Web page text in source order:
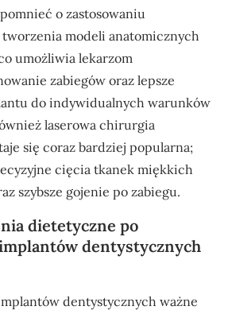
o zastosowaniu
modeli anatomicznych
umożliwia lekarzom
zabiegów oraz lepsze
do indywidualnych warunków
laserowa chirurgia
się coraz bardziej popularna;
cięcia tkanek miękkich
szybsze gojenie po zabiegu.
dietetyczne po
dentystycznych
dentystycznych ważne